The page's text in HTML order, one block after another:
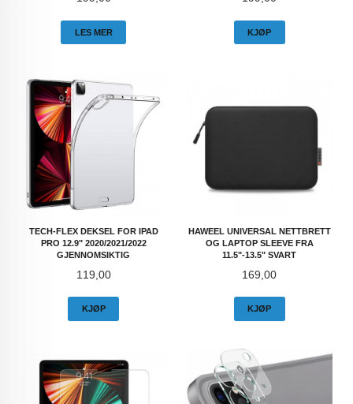
LES MER KJØP
TECH-FLEX DEKSEL FOR IPAD
PRO 12.9" 2020/2021/2022
GJENNOMSIKTIG
Pris
119,00
KJØP
HAWEEL UNIVERSAL NETTBRETT
OG LAPTOP SLEEVE FRA
11.5"-13.5" SVART
Pris
169,00
KJØP